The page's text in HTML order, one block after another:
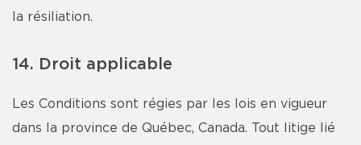
la résiliation.
14. Droit applicable
Les Conditions sont régies par les lois en vigueur
dans la province de Québec, Canada. Tout litige lié